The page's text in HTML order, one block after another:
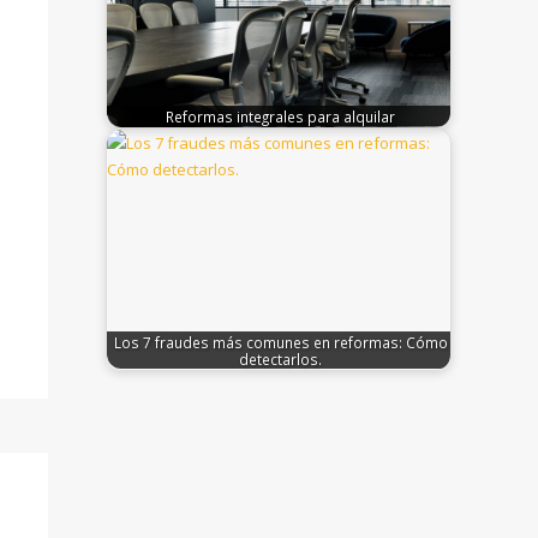
Reformas integrales para alquilar
Los 7 fraudes más comunes en reformas: Cómo
detectarlos.